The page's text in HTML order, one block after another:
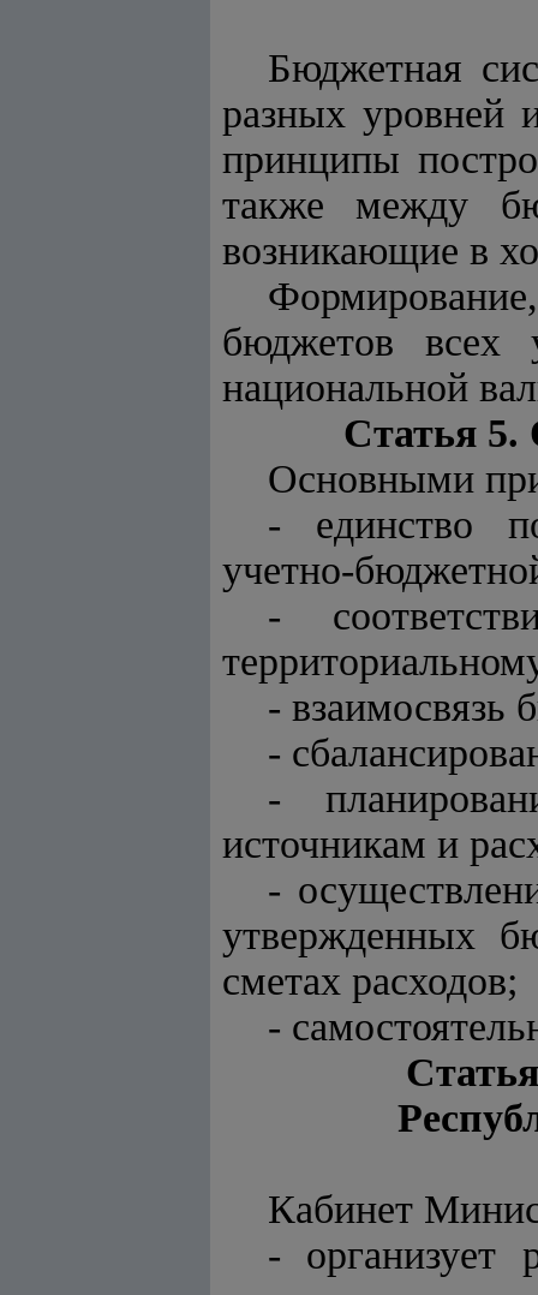
Бюджетная
разных уровней
принципы
также между
возникающие в
бюджетов всех
национальной
Статья
Основными
- единство
учетно-
-
- взаимосвязь
-
-
источникам и
-
утвержденных
сметах расходов;
-
Кабинет
- организует